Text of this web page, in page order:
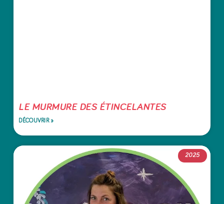
LE MURMURE DES ÉTINCELANTES
DÉCOUVRIR »
2025